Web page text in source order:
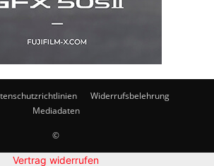
Widerrufsbelehrung
Mediadaten
©
Vertrag widerrufen